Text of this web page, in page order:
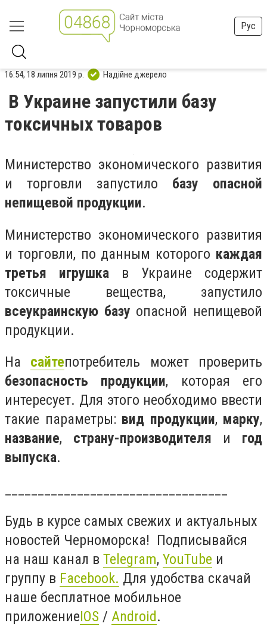
Рус
16:54, 18 липня 2019 р. Надійне джерело
В Украине запустили базу
токсичных товаров
Министерство экономического развития
и торговли запустило базу опасной
непищевой продукции.
Министерство экономического развития
и торговли, по данным которого каждая
третья игрушка в Украине содержит
токсичные вещества, запустило
всеукраинскую базу опасной непищевой
продукции.
На сайтепотребитель может проверить
безопасность продукции, которая его
интересует. Для этого необходимо ввести
такие параметры: вид продукции, марку,
название, страну-производителя и год
выпуска.
Будь в курсе самых свежих и актуальных
новостей Черноморска! Подписывайся
на наш канал в Telegram, YouTube и
группу в Facebook. Для удобства скачай
наше бесплатное мобильное
приложениеIOS / Android.